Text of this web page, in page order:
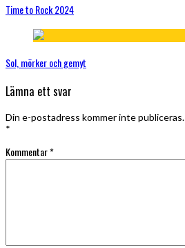
Time to Rock 2024
Sol, mörker och gemyt
Lämna ett svar
Din e-postadress kommer inte publiceras.
*
Kommentar*